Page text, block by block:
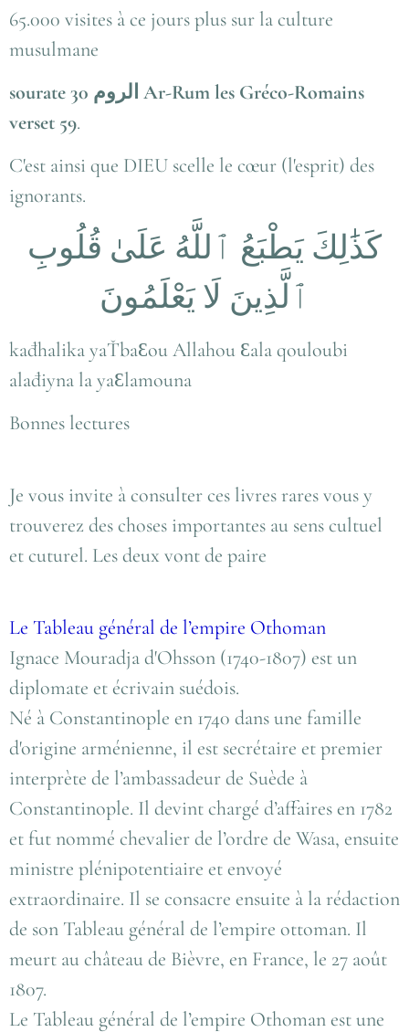
65.000 visites à ce jours plus sur la culture
musulmane
sourate 30 الروم Ar-Rum les Gréco-Romains
verset 59.
C'est ainsi que DIEU scelle le cœur (l'esprit) des
ignorants.
كَذَٰلِكَ يَطْبَعُ ٱللَّهُ عَلَىٰ قُلُوبِ
ٱلَّذِينَ لَا يَعْلَمُونَ
kađhalika yaŤbaƐou Allahou Ɛala qouloubi
alađiyna la yaƐlamouna
Bonnes lectures
Je vous invite à consulter ces livres rares vous y
trouverez des choses importantes au sens cultuel
et cuturel. Les deux vont de paire
Le Tableau général de l’empire Othoman
Ignace Mouradja d'Ohsson (1740-1807) est un
diplomate et écrivain suédois.
Né à Constantinople en 1740 dans une famille
d'origine arménienne, il est secrétaire et premier
interprète de l’ambassadeur de Suède à
Constantinople. Il devint chargé d’affaires en 1782
et fut nommé chevalier de l’ordre de Wasa, ensuite
ministre plénipotentiaire et envoyé
extraordinaire. Il se consacre ensuite à la rédaction
de son Tableau général de l’empire ottoman. Il
meurt au château de Bièvre, en France, le 27 août
1807.
Le Tableau général de l’empire Othoman est une